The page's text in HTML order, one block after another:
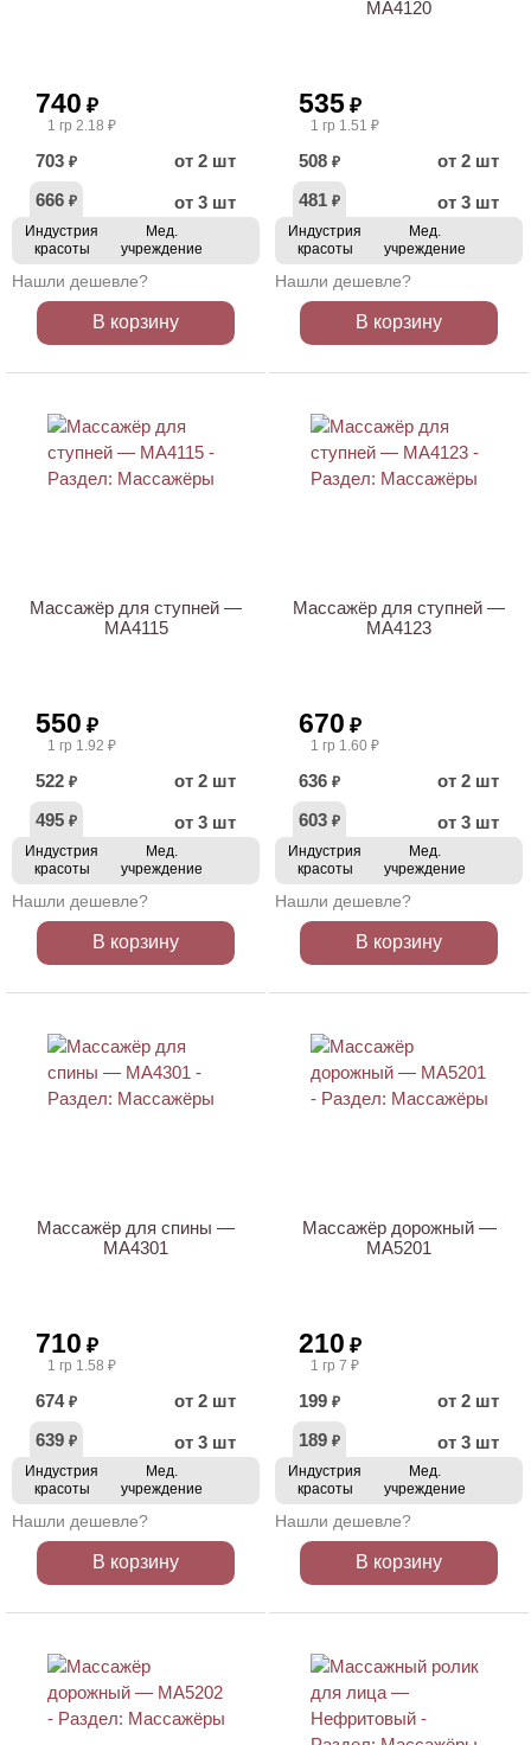
740 ₽
1 гр 2.18 ₽
703 ₽
от 2 шт
666 ₽ от 3 шт
Индустрия
красоты
Мед.
учреждение
Нашли дешевле?
В корзину
МА4120
535 ₽
1 гр 1.51 ₽
508 ₽
от 2 шт
481 ₽ от 3 шт
Индустрия
красоты
Мед.
учреждение
Нашли дешевле?
В корзину
Массажёр для ступней —
МА4115
550 ₽
1 гр 1.92 ₽
522 ₽
от 2 шт
495 ₽ от 3 шт
Индустрия
красоты
Мед.
учреждение
Нашли дешевле?
В корзину
Массажёр для ступней —
МА4123
670 ₽
1 гр 1.60 ₽
636 ₽
от 2 шт
603 ₽ от 3 шт
Индустрия
красоты
Мед.
учреждение
Нашли дешевле?
В корзину
Массажёр для спины —
МА4301
710 ₽
1 гр 1.58 ₽
674 ₽
от 2 шт
639 ₽ от 3 шт
Индустрия
красоты
Мед.
учреждение
Нашли дешевле?
В корзину
Массажёр дорожный —
МА5201
210 ₽
1 гр 7 ₽
199 ₽
от 2 шт
189 ₽ от 3 шт
Индустрия
красоты
Мед.
учреждение
Нашли дешевле?
В корзину